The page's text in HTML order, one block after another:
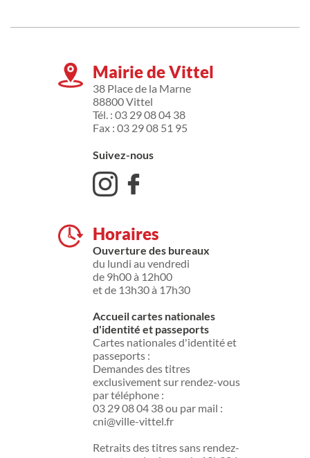
Mairie de Vittel
38 Place de la Marne
88800 Vittel
Tél. : 03 29 08 04 38
Fax : 03 29 08 51 95
Suivez-nous
Horaires
Ouverture des bureaux
du lundi au vendredi
de 9h00 à 12h00
et de 13h30 à 17h30
Accueil cartes nationales
d'identité et passeports
Cartes nationales d'identité et
passeports :
Demandes des titres
exclusivement sur rendez-vous
par téléphone :
03 29 08 04 38 ou par mail :
cni@ville-vittel.fr
Retraits des titres sans rendez-